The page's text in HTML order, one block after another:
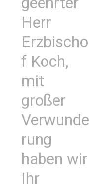
Herr
Erzbischo
f Koch,
mit
großer
Verwunde
rung
haben wir
Ihr